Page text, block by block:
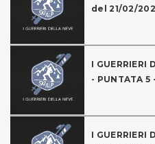
del 21/02/
I GUERRIERI
- PUNTATA 5
I GUERRIERI